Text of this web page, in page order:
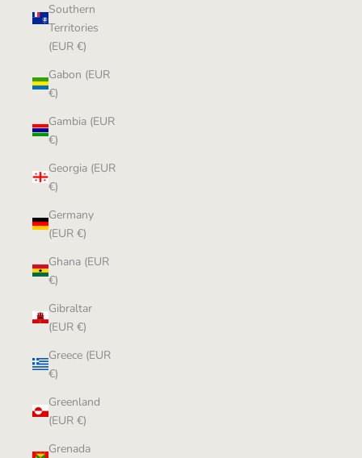
Southern
Territories
(EUR €)
Gabon (EUR
€)
Gambia (EUR
€)
Georgia (EUR
€)
Germany
(EUR €)
Ghana (EUR
€)
Gibraltar
(EUR €)
Greece (EUR
€)
Greenland
(EUR €)
Grenada